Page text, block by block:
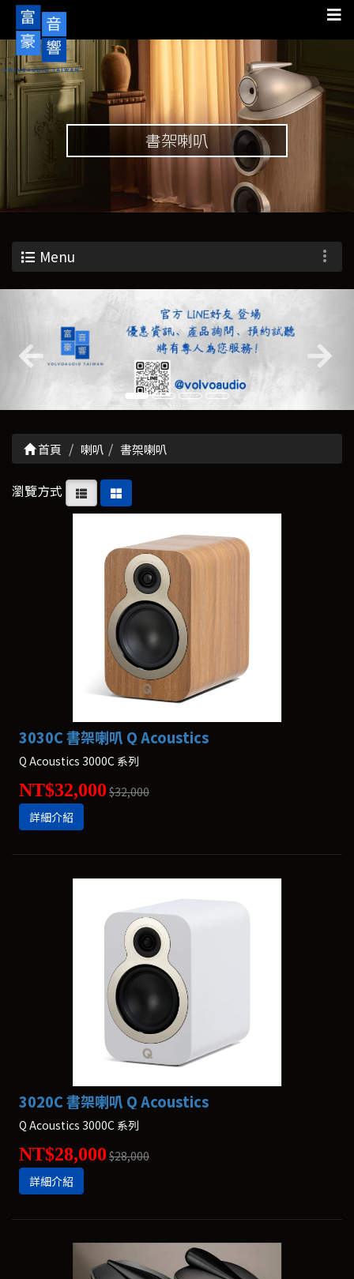
書架喇叭
Menu
首頁 喇叭 書架喇叭
瀏覽方式
3030C 書架喇叭 Q Acoustics
Q Acoustics 3000C 系列
NT$32,000 $32,000
詳細介紹
3020C 書架喇叭 Q Acoustics
Q Acoustics 3000C 系列
NT$28,000 $28,000
詳細介紹